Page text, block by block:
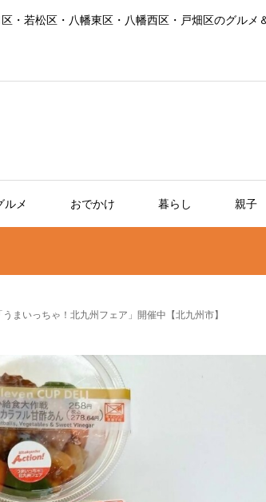
・若松区・八幡東区・八幡西区・戸畑区のグル
ルメ おでかけ 暮らし 親子
いっちゃ！北九州フェア」開催中【北九州市】